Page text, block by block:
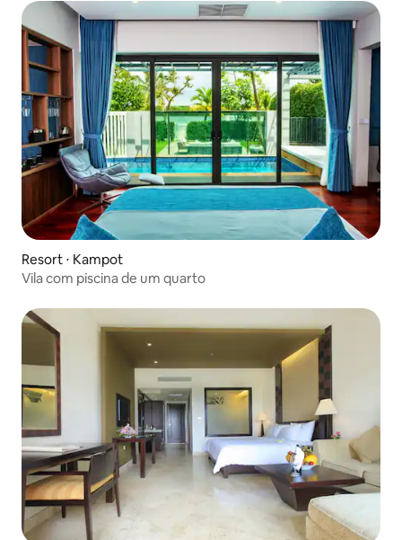
Resort ⋅ Kampot
Vila com piscina de um quarto